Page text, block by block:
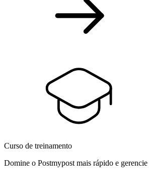
Curso de treinamento
Domine o Postmypost mais rápido e